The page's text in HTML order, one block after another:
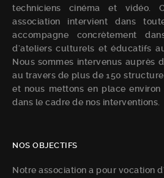
techniciens cinéma et vidéo.
association intervient dans
accompagne concrètement
d'ateliers culturels et éducatifs
Nous sommes intervenus auprès
au travers de plus de 150
et nous mettons en place
dans le cadre de nos interventions.
NOS OBJECTIFS
Notre association a pour vocation